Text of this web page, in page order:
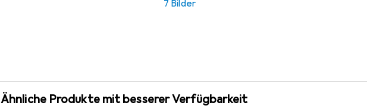
7 Bilder
Ähnliche Produkte mit besserer Verfügbarkeit